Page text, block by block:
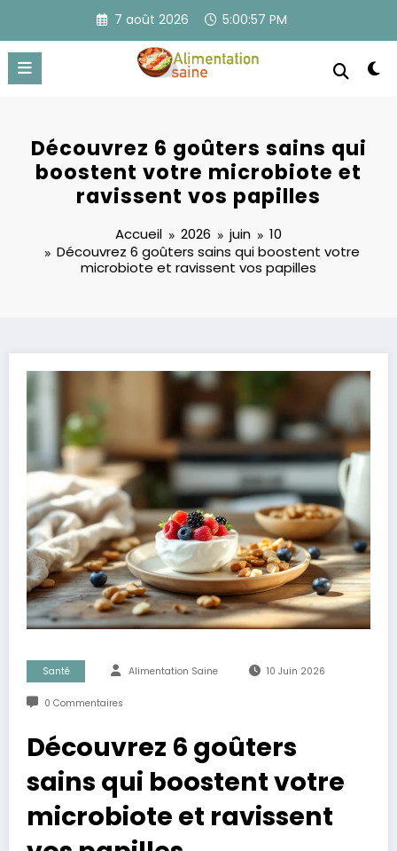
contenu
7 août 2026 5:00:58 PM
Découvrez 6 goûters sains qui
boostent votre microbiote et
ravissent vos papilles
Accueil 2026 juin
10
Découvrez 6 goûters sains qui boostent votre
microbiote et ravissent vos papilles
Santé Alimentation Saine 10 Juin 2026
0 Commentaires
Découvrez 6 goûters
sains qui boostent votre
microbiote et ravissent